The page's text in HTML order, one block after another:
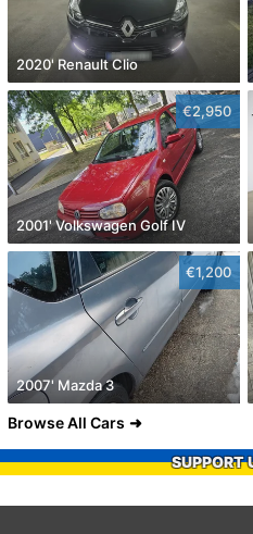
2020' Renault Clio
€2,950
2001' Volkswagen Golf IV
€1,200
2007' Mazda 3
Browse All Cars
SUPPORT